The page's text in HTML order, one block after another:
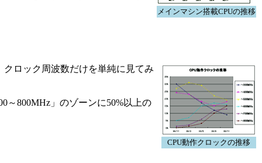
メインマシン搭載CPUの推移
CPU動作クロックの推移
クロック周波数だけを単純に見てみ
～800MHz」のゾーンに50%以上の